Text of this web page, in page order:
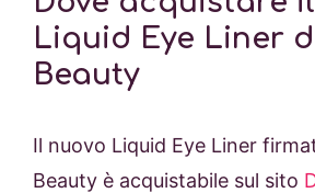
Liquid Eye Liner
Beauty
Il nuovo Liquid Eye Liner
Beauty è acquistabile sul sito